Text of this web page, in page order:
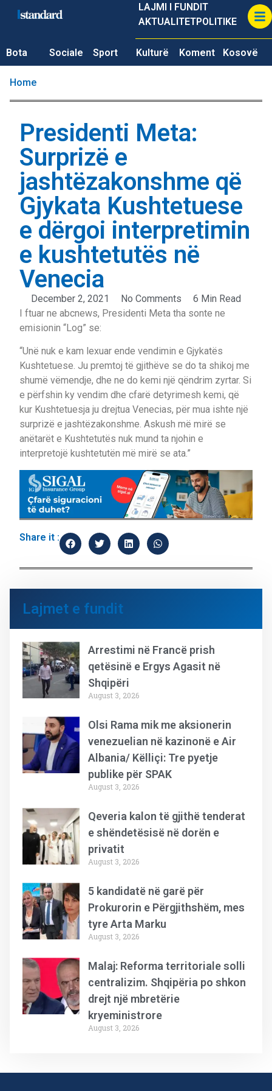
LAJMI I FUNDIT
AKTUALITETPOLITIKE
Bota Sociale Sport Kulturë Koment Kosovë
Home
Presidenti Meta:
Surprizë e
jashtëzakonshme që
Gjykata Kushtetuese
e dërgoi interpretimin
e kushtetutës në
Venecia
December 2, 2021 No Comments
6 Min Read
I ftuar ne abcnews, Presidenti Meta tha sonte ne
emisionin “Log” se:
“Unë nuk e kam lexuar ende vendimin e Gjykatës
Kushtetuese. Ju premtoj të gjithëve se do ta shikoj me
shumë vëmendje, dhe ne do kemi një qëndrim zyrtar. Si
e përfshin ky vendim dhe cfarë detyrimesh kemi, që
kur Kushtetuesja ju drejtua Venecias, për mua ishte një
surprizë e jashtëzakonshme. Askush më mirë se
anëtarët e Kushtetutës nuk mund ta njohin e
interpretojë kushtetutën më mirë se ata.”
Share it :
Lajmet e fundit
Arrestimi në Francë prish
qetësinë e Ergys Agasit në
Shqipëri
August 3, 2026
Olsi Rama mik me aksionerin
venezuelian në kazinonë e Air
Albania/ Këlliçi: Tre pyetje
publike për SPAK
August 3, 2026
Qeveria kalon të gjithë tenderat
e shëndetësisë në dorën e
privatit
August 3, 2026
5 kandidatë në garë për
Prokurorin e Përgjithshëm, mes
tyre Arta Marku
August 3, 2026
Malaj: Reforma territoriale solli
centralizim. Shqipëria po shkon
drejt një mbretërie
kryeministrore
August 3, 2026